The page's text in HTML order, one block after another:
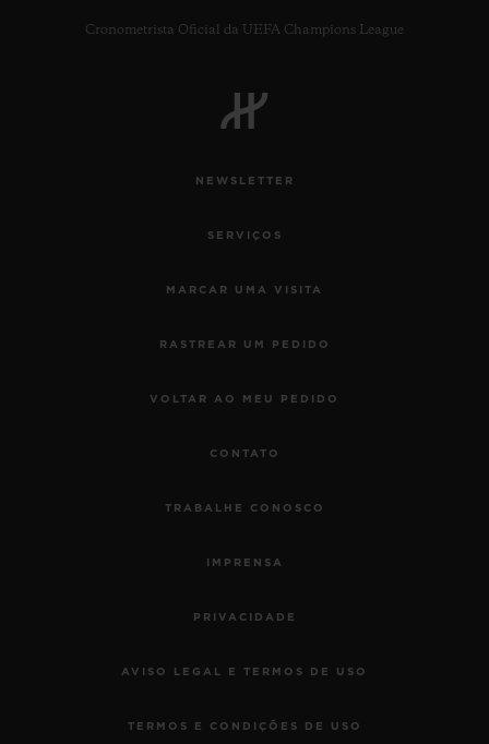
Cronometrista Oficial da UEFA Champions League
NEWSLETTER
SERVIÇOS
MARCAR UMA VISITA
RASTREAR UM PEDIDO
VOLTAR AO MEU PEDIDO
CONTATO
TRABALHE CONOSCO
IMPRENSA
PRIVACIDADE
AVISO LEGAL E TERMOS DE USO
TERMOS E CONDIÇÕES DE USO